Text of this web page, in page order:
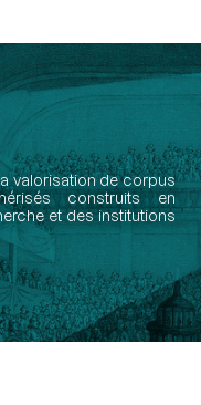
valorisation de corpus
construits en
et des institutions